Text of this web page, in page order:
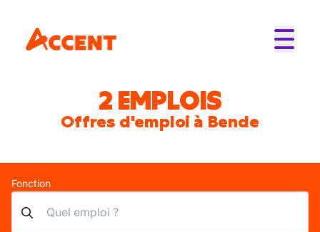
2 EMPLOIS
Offres d'emploi à Bende
Fonction